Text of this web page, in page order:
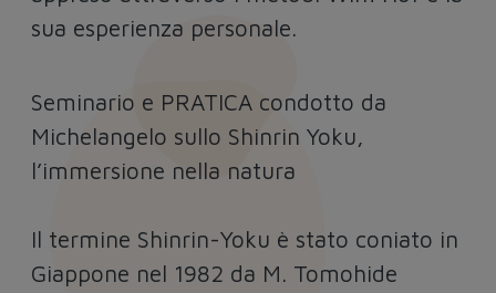
sua esperienza personale.
Seminario e PRATICA condotto da
Michelangelo sullo Shinrin Yoku,
l’immersione nella natura
Il termine Shinrin-Yoku è stato coniato in
Giappone nel 1982 da M. Tomohide